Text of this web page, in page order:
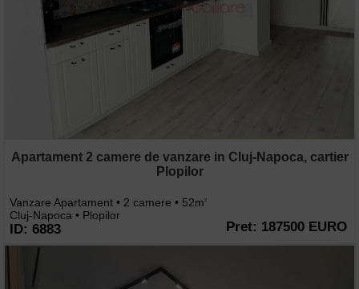
Apartament 2 camere de vanzare in Cluj-Napoca, cartier
Plopilor
Vanzare Apartament • 2 camere • 52m2
Cluj-Napoca • Plopilor
ID: 6883 Pret: 187500 EURO